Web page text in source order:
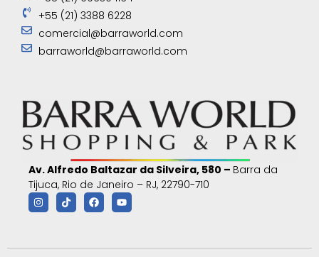
+55 (21) 3388 6228
comercial@barraworld.com
barraworld@barraworld.com
Av. Alfredo Baltazar da Silveira, 580 – Barra da
Tijuca, Rio de Janeiro – RJ, 22790-710